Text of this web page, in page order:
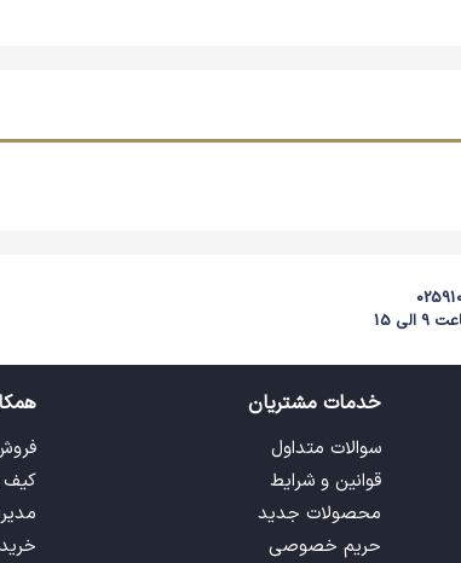
15
خدمات مشتریان
سوالات متداول
قوانین و شرایط
محصولات جدید
حریم خصوصی